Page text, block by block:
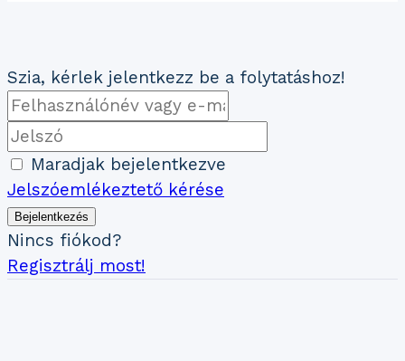
Szia, kérlek jelentkezz be a folytatáshoz!
Maradjak bejelentkezve
Jelszóemlékeztető kérése
Bejelentkezés
Nincs fiókod?
Regisztrálj most!